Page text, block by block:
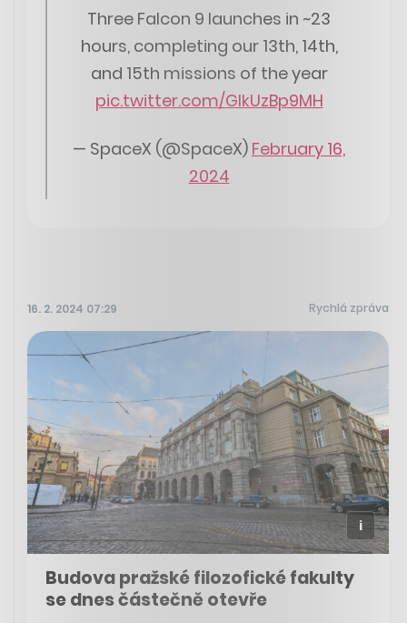
Three Falcon 9 launches in ~23
hours, completing our 13th, 14th,
and 15th missions of the year
pic.twitter.com/GIkUzBp9MH
— SpaceX (@SpaceX) February 16,
2024
16. 2. 2024 07:29 Rychlá zpráva
Budova pražské filozofické fakulty
se dnes částečně otevře